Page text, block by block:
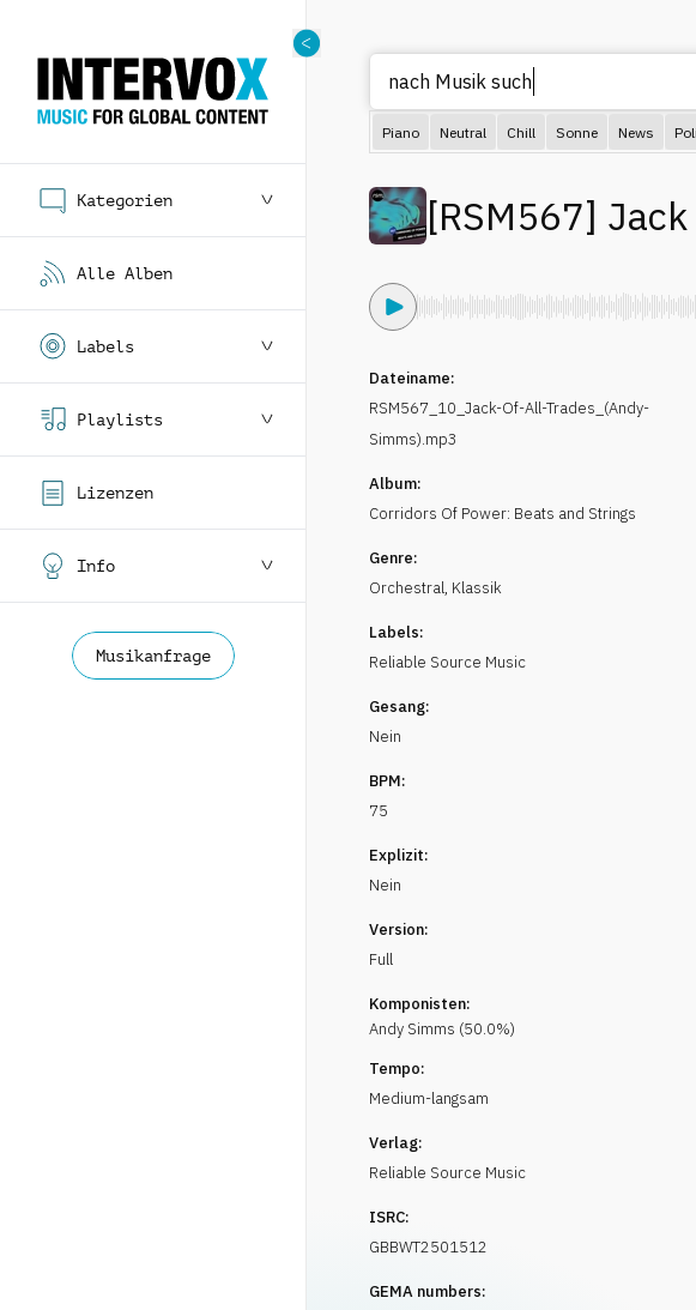
Kategorien
Alle Alben
Labels
Playlists
Lizenzen
Info
Musikanfrage
nach
Piano Neutral Chill Sonne News
[RSM567]
Dateiname:
RSM567_10_Jack-Of-All-Trades_(Andy-
Simms).mp3
Album:
Corridors Of Power: Beats and Strings
Genre:
Orchestral, Klassik
Labels:
Reliable Source Music
Gesang:
Nein
BPM:
75
Explizit:
Nein
Version:
Full
Komponisten:
Andy Simms (50.0%)
Tempo:
Medium-langsam
Verlag:
Reliable Source Music
ISRC:
GBBWT2501512
GEMA numbers: